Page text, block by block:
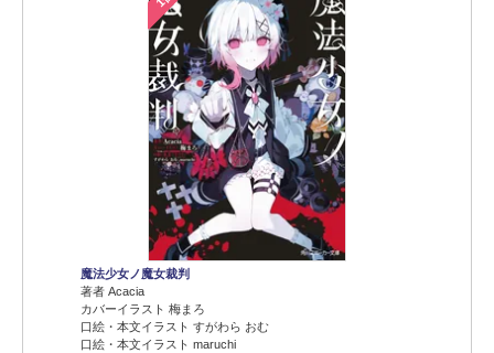
魔法少女ノ魔女裁判
著者 Acacia
カバーイラスト 梅まろ
口絵・本文イラスト すがわら おむ
口絵・本文イラスト maruchi